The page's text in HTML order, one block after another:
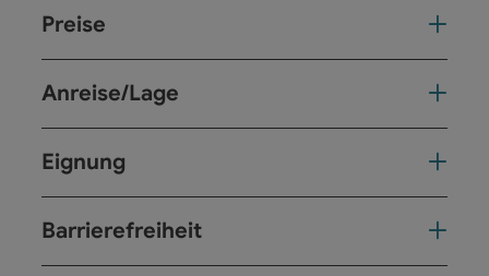
Preise
Anreise/Lage
Eignung
Barrierefreiheit